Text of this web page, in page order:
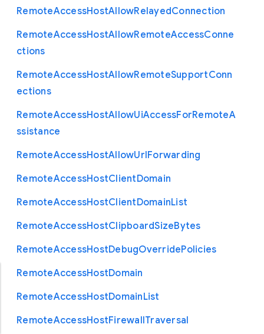
RemoteAccessHostAllowRelayedConnection
RemoteAccessHostAllowRemoteAccessConne
ctions
RemoteAccessHostAllowRemoteSupportConn
ections
RemoteAccessHostAllowUiAccessForRemoteA
ssistance
RemoteAccessHostAllowUrlForwarding
RemoteAccessHostClientDomain
RemoteAccessHostClientDomainList
RemoteAccessHostClipboardSizeBytes
RemoteAccessHostDebugOverridePolicies
RemoteAccessHostDomain
RemoteAccessHostDomainList
RemoteAccessHostFirewallTraversal